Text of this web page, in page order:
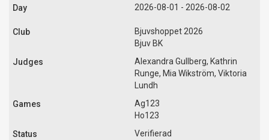
2026-08-01 - 2026-08-02
Bjuvshoppet 2026
Bjuv BK
Alexandra Gullberg, Kathrin
Runge, Mia Wikström, Viktoria
Lundh
Ag123
Ho123
Verifierad